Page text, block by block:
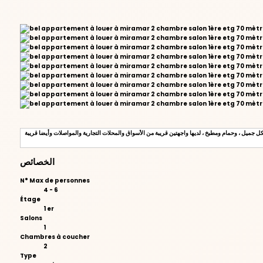
و صالون مرتب بشكل جميل ، وحمام ومطبخ ، لديها واجهتين قريبة من الأسواق والمحلات التجارية والمواصلات وأيضا قريبة
الخصائص
N° Max de personnes
4 - 6
Étage
1 er
Salons
1
Chambres à coucher
2
Type